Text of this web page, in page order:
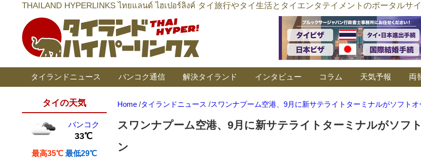
THAILAND HYPERLINKS ไทยแลนด์ ไฮเปอร์ลิงค์ タイ旅行やタイ生活とタイエンタテイメントのポータルサ
タイランドニュース バンコク通信 解決タイランド インタビュー コラム 天気予報 両
タイの天気
バンコク
33℃
最高35℃ 最低29℃
Home /タイランドニュース /スワンナプーム空港、9月に新サテライトターミナルがソフトオ
スワンナプーム空港、9月に新サテライトターミナルがソフ
ン